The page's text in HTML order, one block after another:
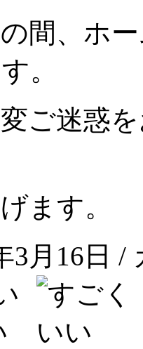
間、ホ
。
ご迷惑
ます。
3月16日